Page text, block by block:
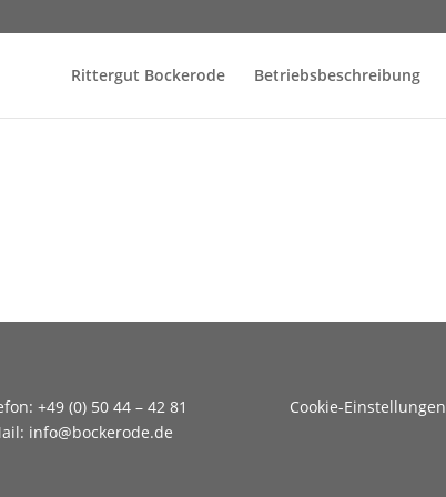
Rittergut Bockerode Betriebsbeschreibung
+49 (0) 50 44 – 42 81
info@bockerode.de
Cookie-Einstellungen